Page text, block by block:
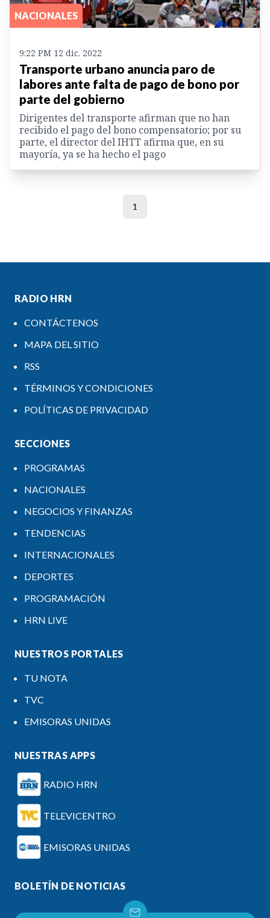
NACIONALES
9:22 PM 12 dic. 2022
Transporte urbano anuncia paro de
labores ante falta de pago de bono por
parte del gobierno
Dirigentes del transporte afirman que no han
recibido el pago del bono compensatorio; por su
parte, el director del IHTT afirma que, en su
mayoría, ya se ha hecho el pago
1
RADIO HRN
CONTÁCTENOS
MAPA DEL SITIO
RSS
TÉRMINOS Y CONDICIONES
POLÍTICAS DE PRIVACIDAD
SECCIONES
PROGRAMAS
NACIONALES
NEGOCIOS Y FINANZAS
TENDENCIAS
INTERNACIONALES
DEPORTES
PROGRAMACIÓN
HRN LIVE
NUESTROS PORTALES
TU NOTA
TVC
EMISORAS UNIDAS
NUESTRAS APPS
RADIO HRN
TELEVICENTRO
EMISORAS UNIDAS
BOLETÍN DE NOTICIAS